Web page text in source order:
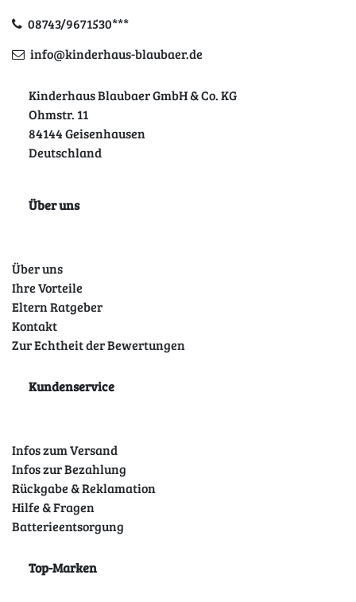
08743/9671530***
info@kinderhaus-blaubaer.de
Kinderhaus Blaubaer GmbH & Co. KG
Ohmstr. 11
84144 Geisenhausen
Deutschland
Über uns
Über uns
Ihre Vorteile
Eltern Ratgeber
Kontakt
Zur Echtheit der Bewertungen
Kundenservice
Infos zum Versand
Infos zur Bezahlung
Rückgabe & Reklamation
Hilfe & Fragen
Batterieentsorgung
Top-Marken